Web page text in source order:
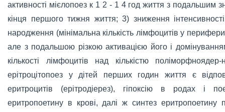
активності мієлопоез к 1 2 - 1 4 год життя з подальшим
кінця першого тижня життя; 3) зниження
народження (мінімальна кількість лімфоцитів у
але з подальшою різкою активацією його і
кількості лімфоцитів над кількістю
ерітроцітопоез у дітей перших годин життя є
еритроцитів (ерітродіерез), гіпоксію в родах і
еритропоетину в крові, далі ж синтез еритропоетину